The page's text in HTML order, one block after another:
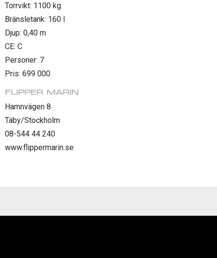
Torrvikt: 1100 kg
Bränsletank: 160 l
Djup: 0,40 m
CE: C
Personer: 7
Pris: 699 000
FLIPPER MARIN
Hamnvägen 8
Täby/Stockholm
08-544 44 240
www.flippermarin.se